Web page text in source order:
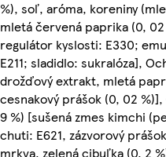
%), soľ, aróma, koreniny
mletá červená paprika (0, 02
regulátor kyslosti: E330;
E211; sladidlo: sukralóza],
drožďový extrakt, mletá
cesnakový prášok (0, 02
9 %) [sušená zmes kimchi
chuti: E621, zázvorový
mrkva, zelená cibuľka (0, 2